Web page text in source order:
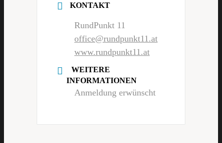
KONTAKT
RundPunkt 11
office@rundpunkt11.at
www.rundpunkt11.at
WEITERE
INFORMATIONEN
Anmeldung erwünscht